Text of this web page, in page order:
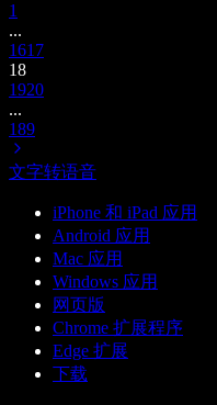
1
...
1617
18
1920
...
189
文字转语音
iPhone 和 iPad 应用
Android 应用
Mac 应用
Windows 应用
网页版
Chrome 扩展程序
Edge 扩展
下载